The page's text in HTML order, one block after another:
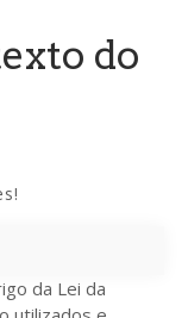
do
da Lei da